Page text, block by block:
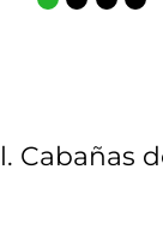
Cabañas